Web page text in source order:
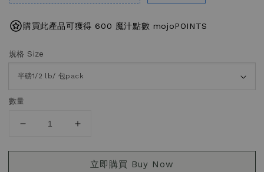
購買此產品可獲得 600 魔汁點數 mojoPOINTS
規格 Size
數量
立即購買 Buy Now